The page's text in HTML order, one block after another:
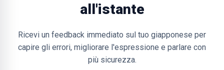
all'istante
Ricevi un feedback immediato sul tuo giapponese per
capire gli errori, migliorare l'espressione e parlare con
più sicurezza.